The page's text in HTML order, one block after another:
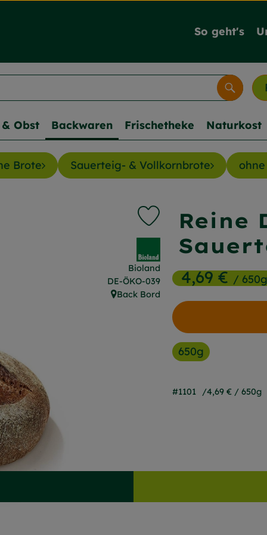
So geht's
Obst Backwaren Frischetheke Naturkost
Brote Sauerteig- & Vollkornbrote
Reine
4,69 €/ 650g
Produkt zu Favouriten
Bioland
, Kontrollstelle:
DE-ÖKO-039
, Herkunft:
Back Bord
650g
#1101 4,69 € / 650g